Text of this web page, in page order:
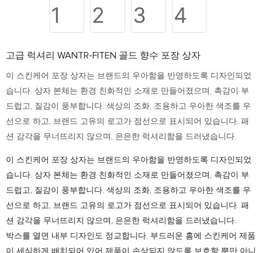
고급 럭셔리 WANTR-FITEN 골드 향수 포장 상자
이 스킨케어 포장 상자는 브랜드의 우아함을 반영하도록 디자인되었
습니다. 상자 본체는 환경 친화적인 소재로 만들어졌으며, 촉감이 부
드럽고, 질감이 풍부합니다. 색상의 조화, 조용하고 우아한 색조를 우
선으로 하고, 브랜드 고유의 로고가 점선으로 표시되어 있습니다. 패
션 감각을 무너뜨리지 않으며, 은은한 럭셔리함을 드러냈습니다.
이 스킨케어 포장 상자는 브랜드의 우아함을 반영하도록 디자인되었
습니다. 상자 본체는 환경 친화적인 소재로 만들어졌으며, 촉감이 부
드럽고, 질감이 풍부합니다. 색상의 조화, 조용하고 우아한 색조를 우
선으로 하고, 브랜드 고유의 로고가 점선으로 표시되어 있습니다. 패
션 감각을 무너뜨리지 않으며, 은은한 럭셔리함을 드러냈습니다.
박스를 열면 내부 디자인도 정교합니다. 부드러운 홈에 스킨케어 제품
이 세심하게 배치되어 있어 제품이 손상되지 않도록 보호할 뿐만 아니